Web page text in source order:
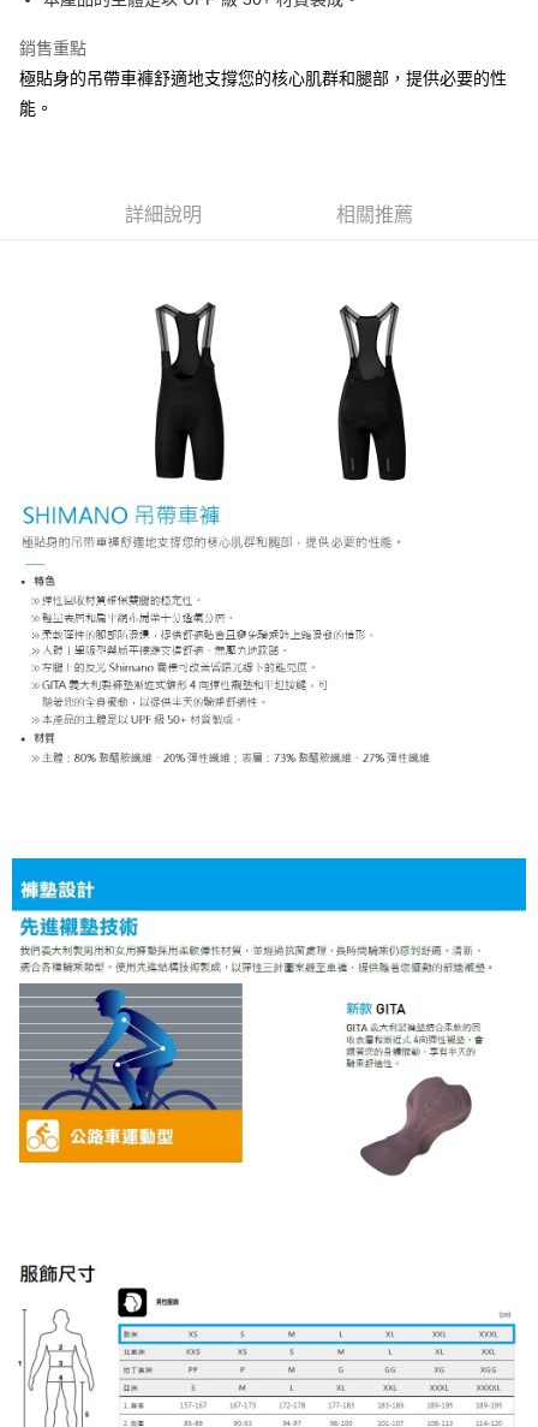
新竹貨運
每筆NT$100，滿NT$1,000(含以上)免運費
銷售重點
極貼身的吊帶車褲舒適地支撐您的核心肌群和腿部，提供必要的性
能。
詳細說明 相關推薦